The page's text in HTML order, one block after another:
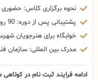
نحوه برگزاری کلاس: حضوری
پشتیبانی پس از دوره: 90 روز
خوابگاه برای هنرجویان
مدرک بین المللی: سازمان
ادامه فرایند ثبت نام در کوتاهی